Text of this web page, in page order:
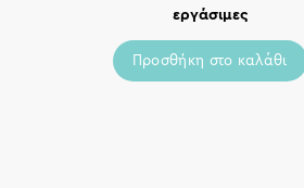
εργάσιμες
Προσθήκη στο καλάθι